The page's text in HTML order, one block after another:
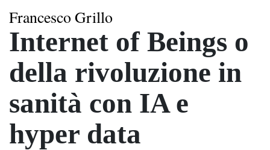
Francesco Grillo
Internet of Beings o
della rivoluzione in
sanità con IA e
hyper data